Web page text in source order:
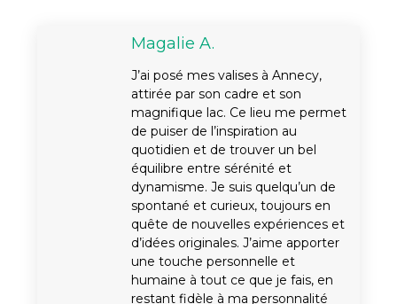
Magalie A.
J’ai posé mes valises à Annecy,
attirée par son cadre et son
magnifique lac. Ce lieu me permet
de puiser de l’inspiration au
quotidien et de trouver un bel
équilibre entre sérénité et
dynamisme. Je suis quelqu’un de
spontané et curieux, toujours en
quête de nouvelles expériences et
d’idées originales. J’aime apporter
une touche personnelle et
humaine à tout ce que je fais, en
restant fidèle à ma personnalité